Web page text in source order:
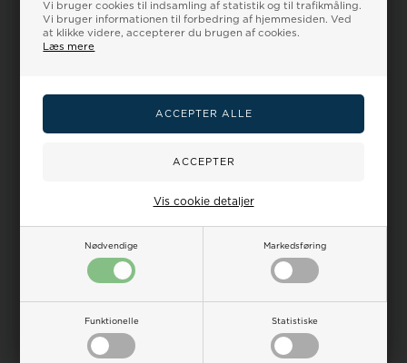
Vi bruger cookies til indsamling af statistik og til trafikmåling.
Vi bruger informationen til forbedring af hjemmesiden. Ved
at klikke videre, accepterer du brugen af cookies.
Læs mere
Nødvendige Markedsføring
Funktionelle Statistiske
Vis cookie detaljer
GLS & PostNord
Trackede pakker
Fri levering
Ved køb over 499,-
Kunder købte også